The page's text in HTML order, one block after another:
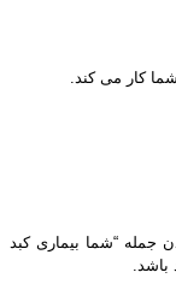
کار می کند.
شناخته شده دیابت نوع 2، شنیدن جمله “شما بیماری کبد
باشد.